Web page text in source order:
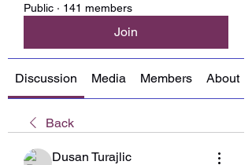
Public · 141 members
Join
Discussion Media Members About
Back
Dusan Turajlic